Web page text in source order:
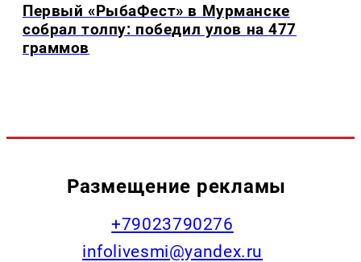
Первый «РыбаФест» в Мурманске
собрал толпу: победил улов на 477
граммов
Размещение рекламы
+79023790276
infolivesmi@yandex.ru